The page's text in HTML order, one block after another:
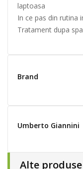
laptoasa
In ce pas din rutina
Tratament dupa
Brand
Umberto Giannini
Alte